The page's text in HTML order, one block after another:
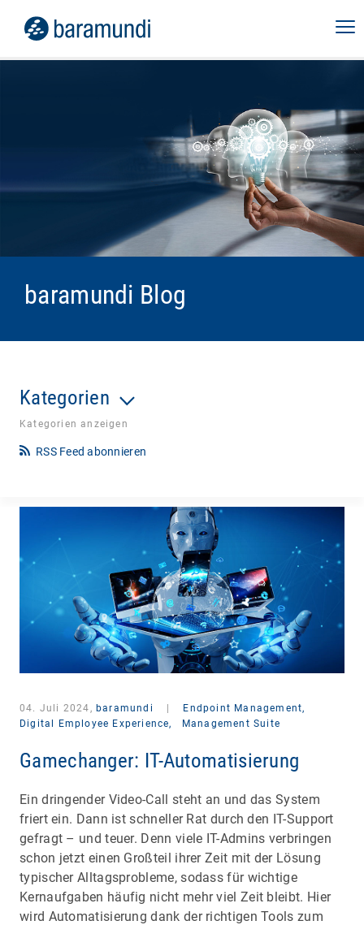
baramundi Blog
Kategorien
Kategorien anzeigen
RSS Feed abonnieren
04. Juli 2024, baramundi
Endpoint Management,
Digital Employee Experience,
Management Suite
Gamechanger: IT-Automatisierung
Ein dringender Video-Call steht an und das System
friert ein. Dann ist schneller Rat durch den IT-Support
gefragt – und teuer. Denn viele IT-Admins verbringen
schon jetzt einen Großteil ihrer Zeit mit der Lösung
typischer Alltagsprobleme, sodass für wichtige
Kernaufgaben häufig nicht mehr viel Zeit bleibt. Hier
wird Automatisierung dank der richtigen Tools zum